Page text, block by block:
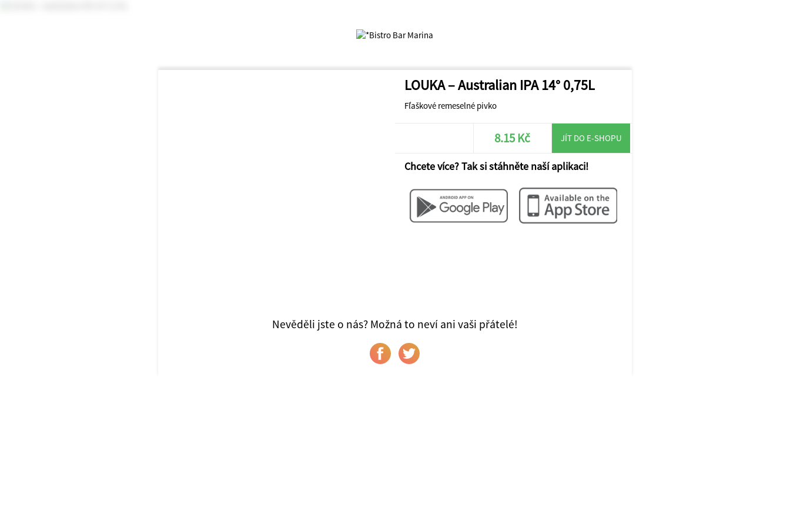
LOUKA – Australian IPA 14° 0,75L
Fľaškové remeselné pivko
8.15 Kč JÍT DO E-SHOPU
Chcete více? Tak si stáhněte naší aplikaci!
Nevěděli jste o nás? Možná to neví ani vaši přátelé!